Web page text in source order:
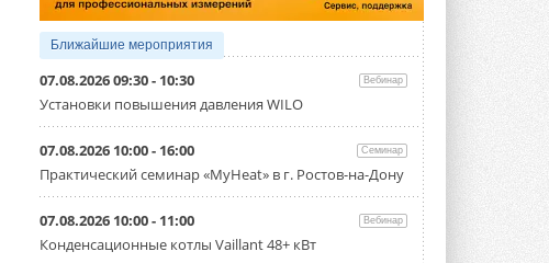
Ближайшие мероприятия
07.08.2026 09:30 - 10:30 Вебинар
Установки повышения давления WILO
07.08.2026 10:00 - 16:00 Семинар
Практический семинар «MyHeat» в г. Ростов-на-Дону
07.08.2026 10:00 - 11:00 Вебинар
Конденсационные котлы Vaillant 48+ кВт